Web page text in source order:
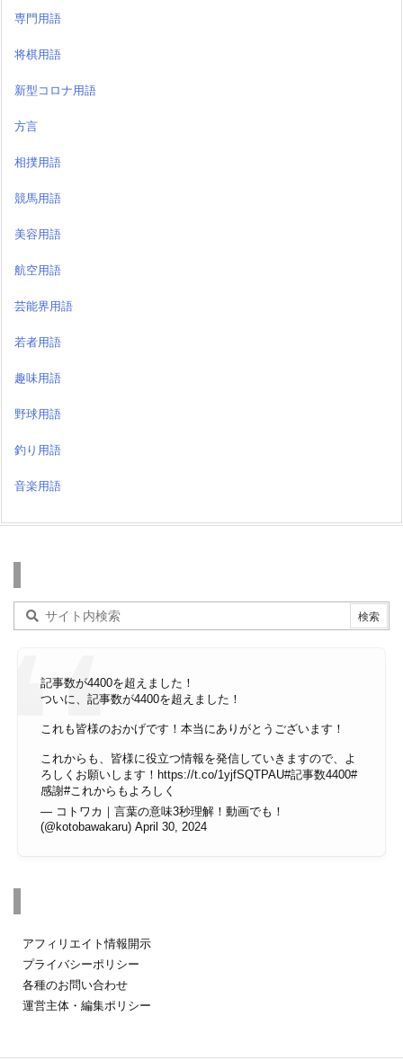
専門用語
将棋用語
新型コロナ用語
方言
相撲用語
競馬用語
美容用語
航空用語
芸能界用語
若者用語
趣味用語
野球用語
釣り用語
音楽用語
記事数が4400を超えました！
ついに、記事数が4400を超えました！
これも皆様のおかげです！本当にありがとうございます！
これからも、皆様に役立つ情報を発信していきますので、よ
ろしくお願いします！ https://t.co/1yjfSQTPAU#記事数4400#
感謝#これからもよろしく
— コトワカ｜言葉の意味3秒理解！動画でも！
(@kotobawakaru) April 30, 2024
アフィリエイト情報開示
プライバシーポリシー
各種のお問い合わせ
運営主体・編集ポリシー